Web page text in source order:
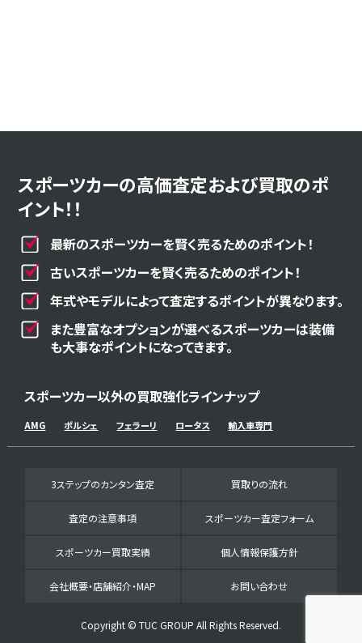
スポーツカーの高価査定および買取のポ
イント！！
最新のスポーツカーを賢く売るためのポイント！
古いスポーツカーを賢く売るためのポイント！
年式やモデルによって査定するポイントが異なります。
また豊富なオプションが選べるスポーツカーは装備
も大事なポイントになってきます。
スポーツカー以外の買取強化ラインナップ
AMG ポルシェ フェラーリ ロータス 輸入車専門
3ステップのカンタン査定 買取りの流れ
査定の注意事項 スポーツカー査定フォーム
スポーツカー買取実績 個人情報保護方針
会社概要・店舗紹介・MAP お問い合わせ
Copyright © TUC GROUP All Rights Reserved.